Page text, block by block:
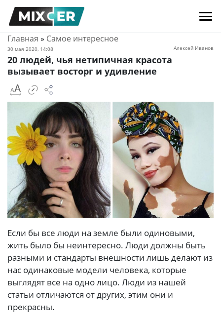
Главная » Самое интересное
30 мая 2020, 14:08 Алексей Иванов
20 людей, чья нетипичная красота
вызывает восторг и удивление
Если бы все люди на земле были одиновыми,
жить было бы неинтересно. Люди должны быть
разными и стандарты внешности лишь делают из
нас одинаковые модели человека, которые
выглядят все на одно лицо. Люди из нашей
статьи отличаются от других, этим они и
прекрасны.